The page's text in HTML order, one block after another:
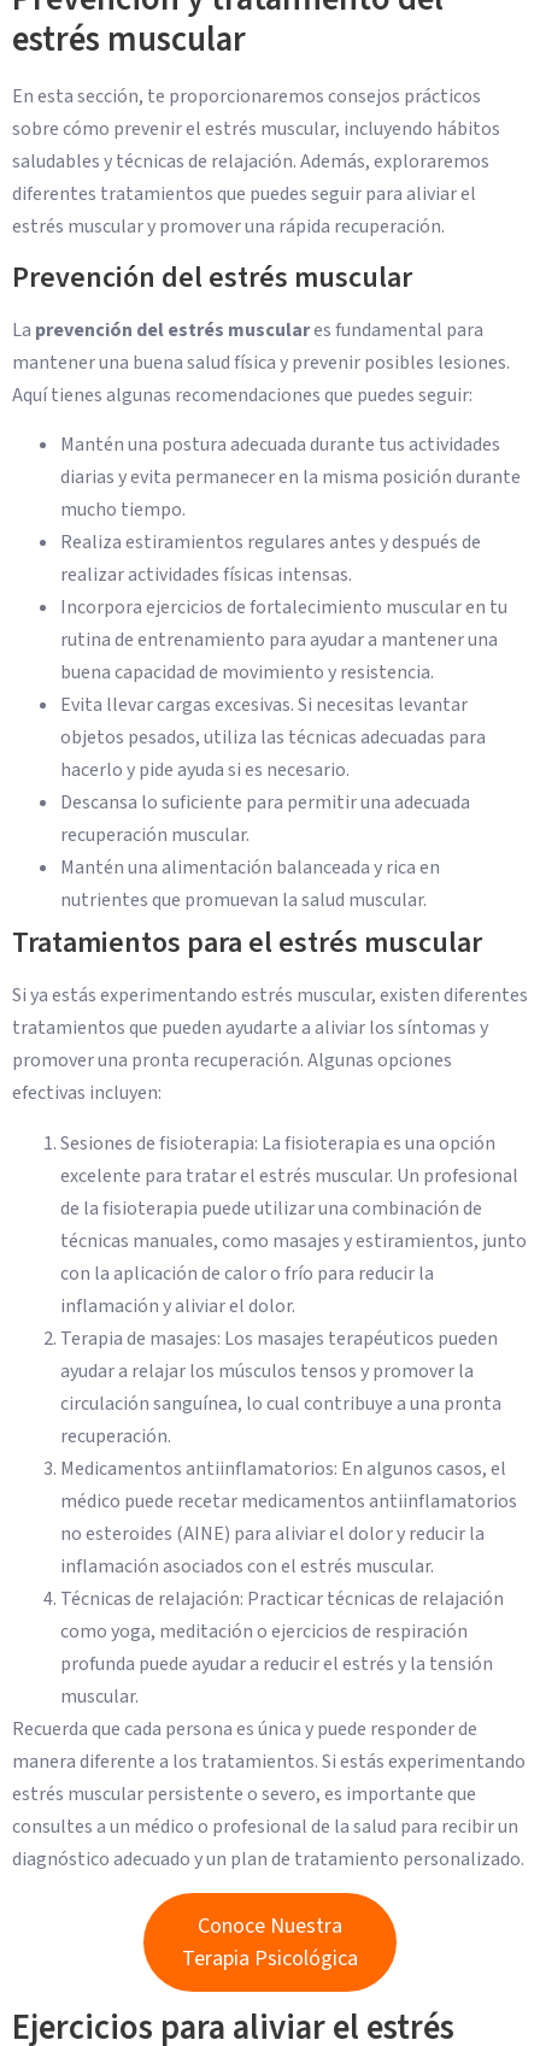
estrés muscular
En esta sección, te proporcionaremos consejos prácticos
sobre cómo prevenir el estrés muscular, incluyendo hábitos
saludables y técnicas de relajación. Además, exploraremos
diferentes tratamientos que puedes seguir para aliviar el
estrés muscular y promover una rápida recuperación.
Prevención del estrés muscular
La prevención del estrés musculares fundamental para
mantener una buena salud física y prevenir posibles lesiones.
Aquí tienes algunas recomendaciones que puedes seguir:
Mantén una postura adecuada durante tus actividades
diarias y evita permanecer en la misma posición durante
mucho tiempo.
Realiza estiramientos regulares antes y después de
realizar actividades físicas intensas.
Incorpora ejercicios de fortalecimiento muscular en tu
rutina de entrenamiento para ayudar a mantener una
buena capacidad de movimiento y resistencia.
Evita llevar cargas excesivas. Si necesitas levantar
objetos pesados, utiliza las técnicas adecuadas para
hacerlo y pide ayuda si es necesario.
Descansa lo suficiente para permitir una adecuada
recuperación muscular.
Mantén una alimentación balanceada y rica en
nutrientes que promuevan la salud muscular.
Tratamientos para el estrés muscular
Si ya estás experimentando estrés muscular, existen diferentes
tratamientos que pueden ayudarte a aliviar los síntomas y
promover una pronta recuperación. Algunas opciones
efectivas incluyen:
Sesiones de fisioterapia: La fisioterapia es una opción
excelente para tratar el estrés muscular. Un profesional
de la fisioterapia puede utilizar una combinación de
técnicas manuales, como masajes y estiramientos, junto
con la aplicación de calor o frío para reducir la
inflamación y aliviar el dolor.
Terapia de masajes: Los masajes terapéuticos pueden
ayudar a relajar los músculos tensos y promover la
circulación sanguínea, lo cual contribuye a una pronta
recuperación.
Medicamentos antiinflamatorios: En algunos casos, el
médico puede recetar medicamentos antiinflamatorios
no esteroides (AINE) para aliviar el dolor y reducir la
inflamación asociados con el estrés muscular.
Técnicas de relajación: Practicar técnicas de relajación
como yoga, meditación o ejercicios de respiración
profunda puede ayudar a reducir el estrés y la tensión
muscular.
Recuerda que cada persona es única y puede responder de
manera diferente a los tratamientos. Si estás experimentando
estrés muscular persistente o severo, es importante que
consultes a un médico o profesional de la salud para recibir un
diagnóstico adecuado y un plan de tratamiento personalizado.
Conoce Nuestra
Terapia Psicológica
Ejercicios para aliviar el estrés